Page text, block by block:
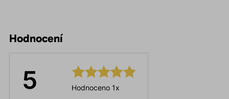
Hodnocení
5 Hodnoceno 1x